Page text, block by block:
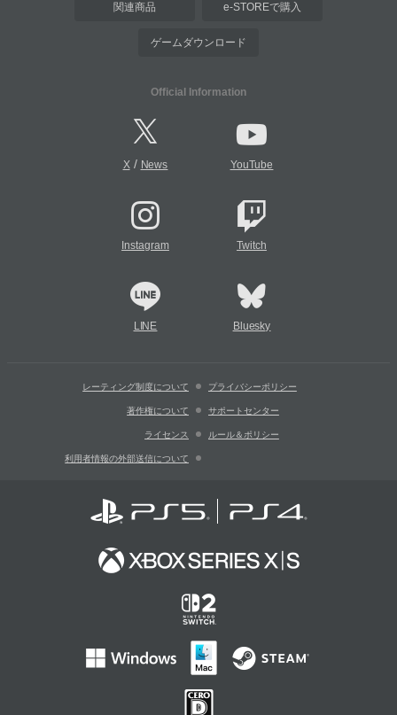
関連商品 e-STOREで購入
ゲームダウンロード
Official Information
X/ News YouTube
Instagram Twitch
LINE Bluesky
レーティング制度について プライバシーポリシー
著作権について サポートセンター
ライセンス ルール＆ポリシー
利用者情報の外部送信について